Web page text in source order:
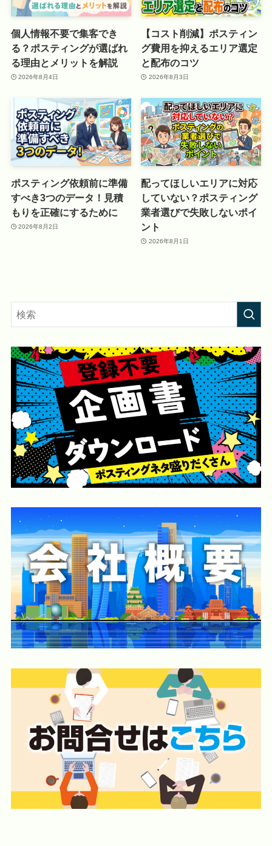
個人情報不要で集客でき
る？ポスティングが選ばれ
る理由とメリットを解説
2026年8月4日
【コスト削減】ポスティン
グ費用を抑えるエリア選定
と配布のコツ
2026年8月3日
ポスティング依頼前に準備
すべき3つのデータ！見積
もりを正確にするために
2026年8月2日
配ってほしいエリアに対応
していない？ポスティング
業者選びで失敗しないポイ
ント
2026年8月1日